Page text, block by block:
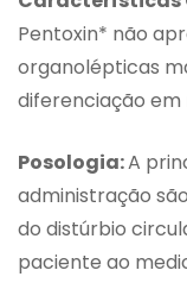
Pentoxin* não
organolépticas
diferenciação em
Posologia:A
administração
do distúrbio
paciente ao